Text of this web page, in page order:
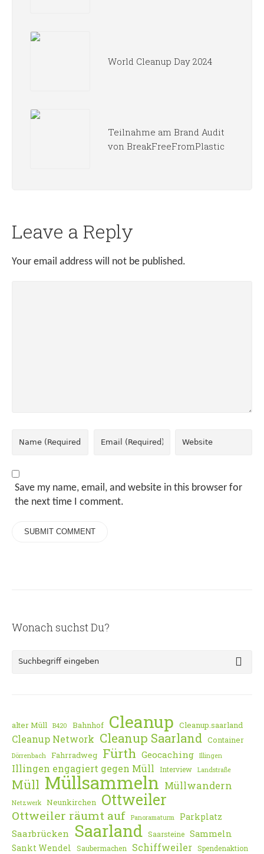
World Cleanup Day 2024
Teilnahme am Brand Audit
von BreakFreeFromPlastic
Leave a Reply
Your email address will not be published.
Save my name, email, and website in this browser for
the next time I comment.
Wonach suchst Du?
alter Müll B420 Bahnhof Cleanup Cleanup.saarland
Cleanup Network Cleanup Saarland Container
Dörrenbach Fahrradweg Fürth Geocaching Illingen
Illingen engagiert gegen Müll Interview Landstraße
Müll Müllsammeln Müllwandern
Netzwerk Neunkirchen Ottweiler
Ottweiler räumt auf Panoramaturm Parkplatz
Saarbrücken Saarland Saarsteine Sammeln
Sankt Wendel
Saubermachen Schiffweiler Spendenaktion